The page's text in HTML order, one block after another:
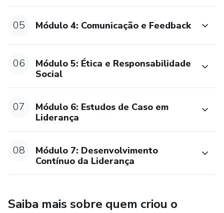
05 Módulo 4: Comunicação e Feedback
06
Módulo 5: Ética e Responsabilidade
Social
07
Módulo 6: Estudos de Caso em
Liderança
08
Módulo 7: Desenvolvimento
Contínuo da Liderança
Saiba mais sobre quem criou o